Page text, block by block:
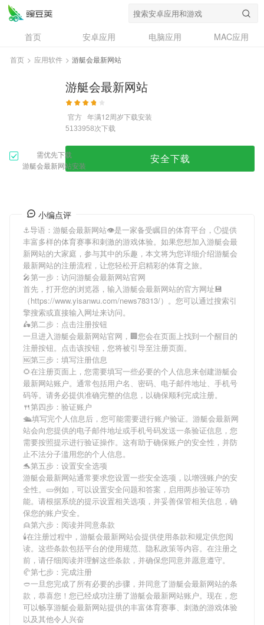
首页 安卓应用 电脑应用
MAC应用
资讯
专题
首页 > 应用软件 > 游艇会最新网站
游艇会最新网站
官方 年满12周岁下载安装
5133958次下载
需优先下载
游艇会最新网站安装
安全下载
小编点评
⚓️导语： 游艇会最新网站👁是一家备受瞩目的体育平台，🕛提供
丰富多样的体育赛事和刺激的游戏体验。如果您想加入游艇会最
新网站的大家庭，参与其中的乐趣，本文将为您详细介绍游艇会
最新网站的注册流程，让您轻松开启精彩的体育之旅。
🎤第一步：访问游艇会最新网站官网
首先，打开您的浏览器，输入游艇会最新网站的官方网址💾
（https://www.yisanwu.com/news78313/）。您可以通过搜索引
擎搜索或直接输入网址来访问。
🛵第二步：点击注册按钮
一旦进入游艇会最新网站官网，🏢您会在页面上找到一个醒目的
注册按钮。点击该按钮，您将被引导至注册页面。
🆖第三步：填写注册信息
🌻在注册页面上，您需要填写一些必要的个人信息来创建游艇会
最新网站账户。通常包括用户名、密码、电子邮件地址、手机号
码等。请务必提供准确完整的信息，以确保顺利完成注册。
🍴第四步：验证账户
🛳填写完个人信息后，您可能需要进行账户验证。 游艇会最新网
站会向您提供的电子邮件地址或手机号码发送一条验证信息，您
需要按照提示进行验证操作。这有助于确保账户的安全性，并防
止不法分子滥用您的个人信息。
🐬第五步：设置安全选项
游艇会最新网站通常要求您设置一些安全选项，以增强账户的安
全性。🥒例如，可以设置安全问题和答案，启用两步验证等功
能。请根据系统的提示设置相关选项，并妥善保管相关信息，确
保您的账户安全。
👱第六步：阅读并同意条款
🕯在注册过程中， 游艇会最新网站会提供使用条款和规定供您阅
读。这些条款包括平台的使用规范、隐私政策等内容。在注册之
前，请仔细阅读并理解这些条款，并确保您同意并愿意遵守。
🥐第七步：完成注册
🥙一旦您完成了所有必要的步骤，并同意了游艇会最新网站的条
款，恭喜您！您已经成功注册了游艇会最新网站账户。现在，您
可以畅享游艇会最新网站提供的丰富体育赛事、刺激的游戏体验
以及其他令人兴奋